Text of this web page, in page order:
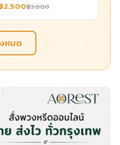
2,500฿3,000
หมด